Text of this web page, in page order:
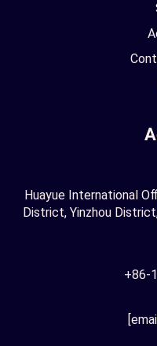
Huayue International
District, Yinzhou
+86-